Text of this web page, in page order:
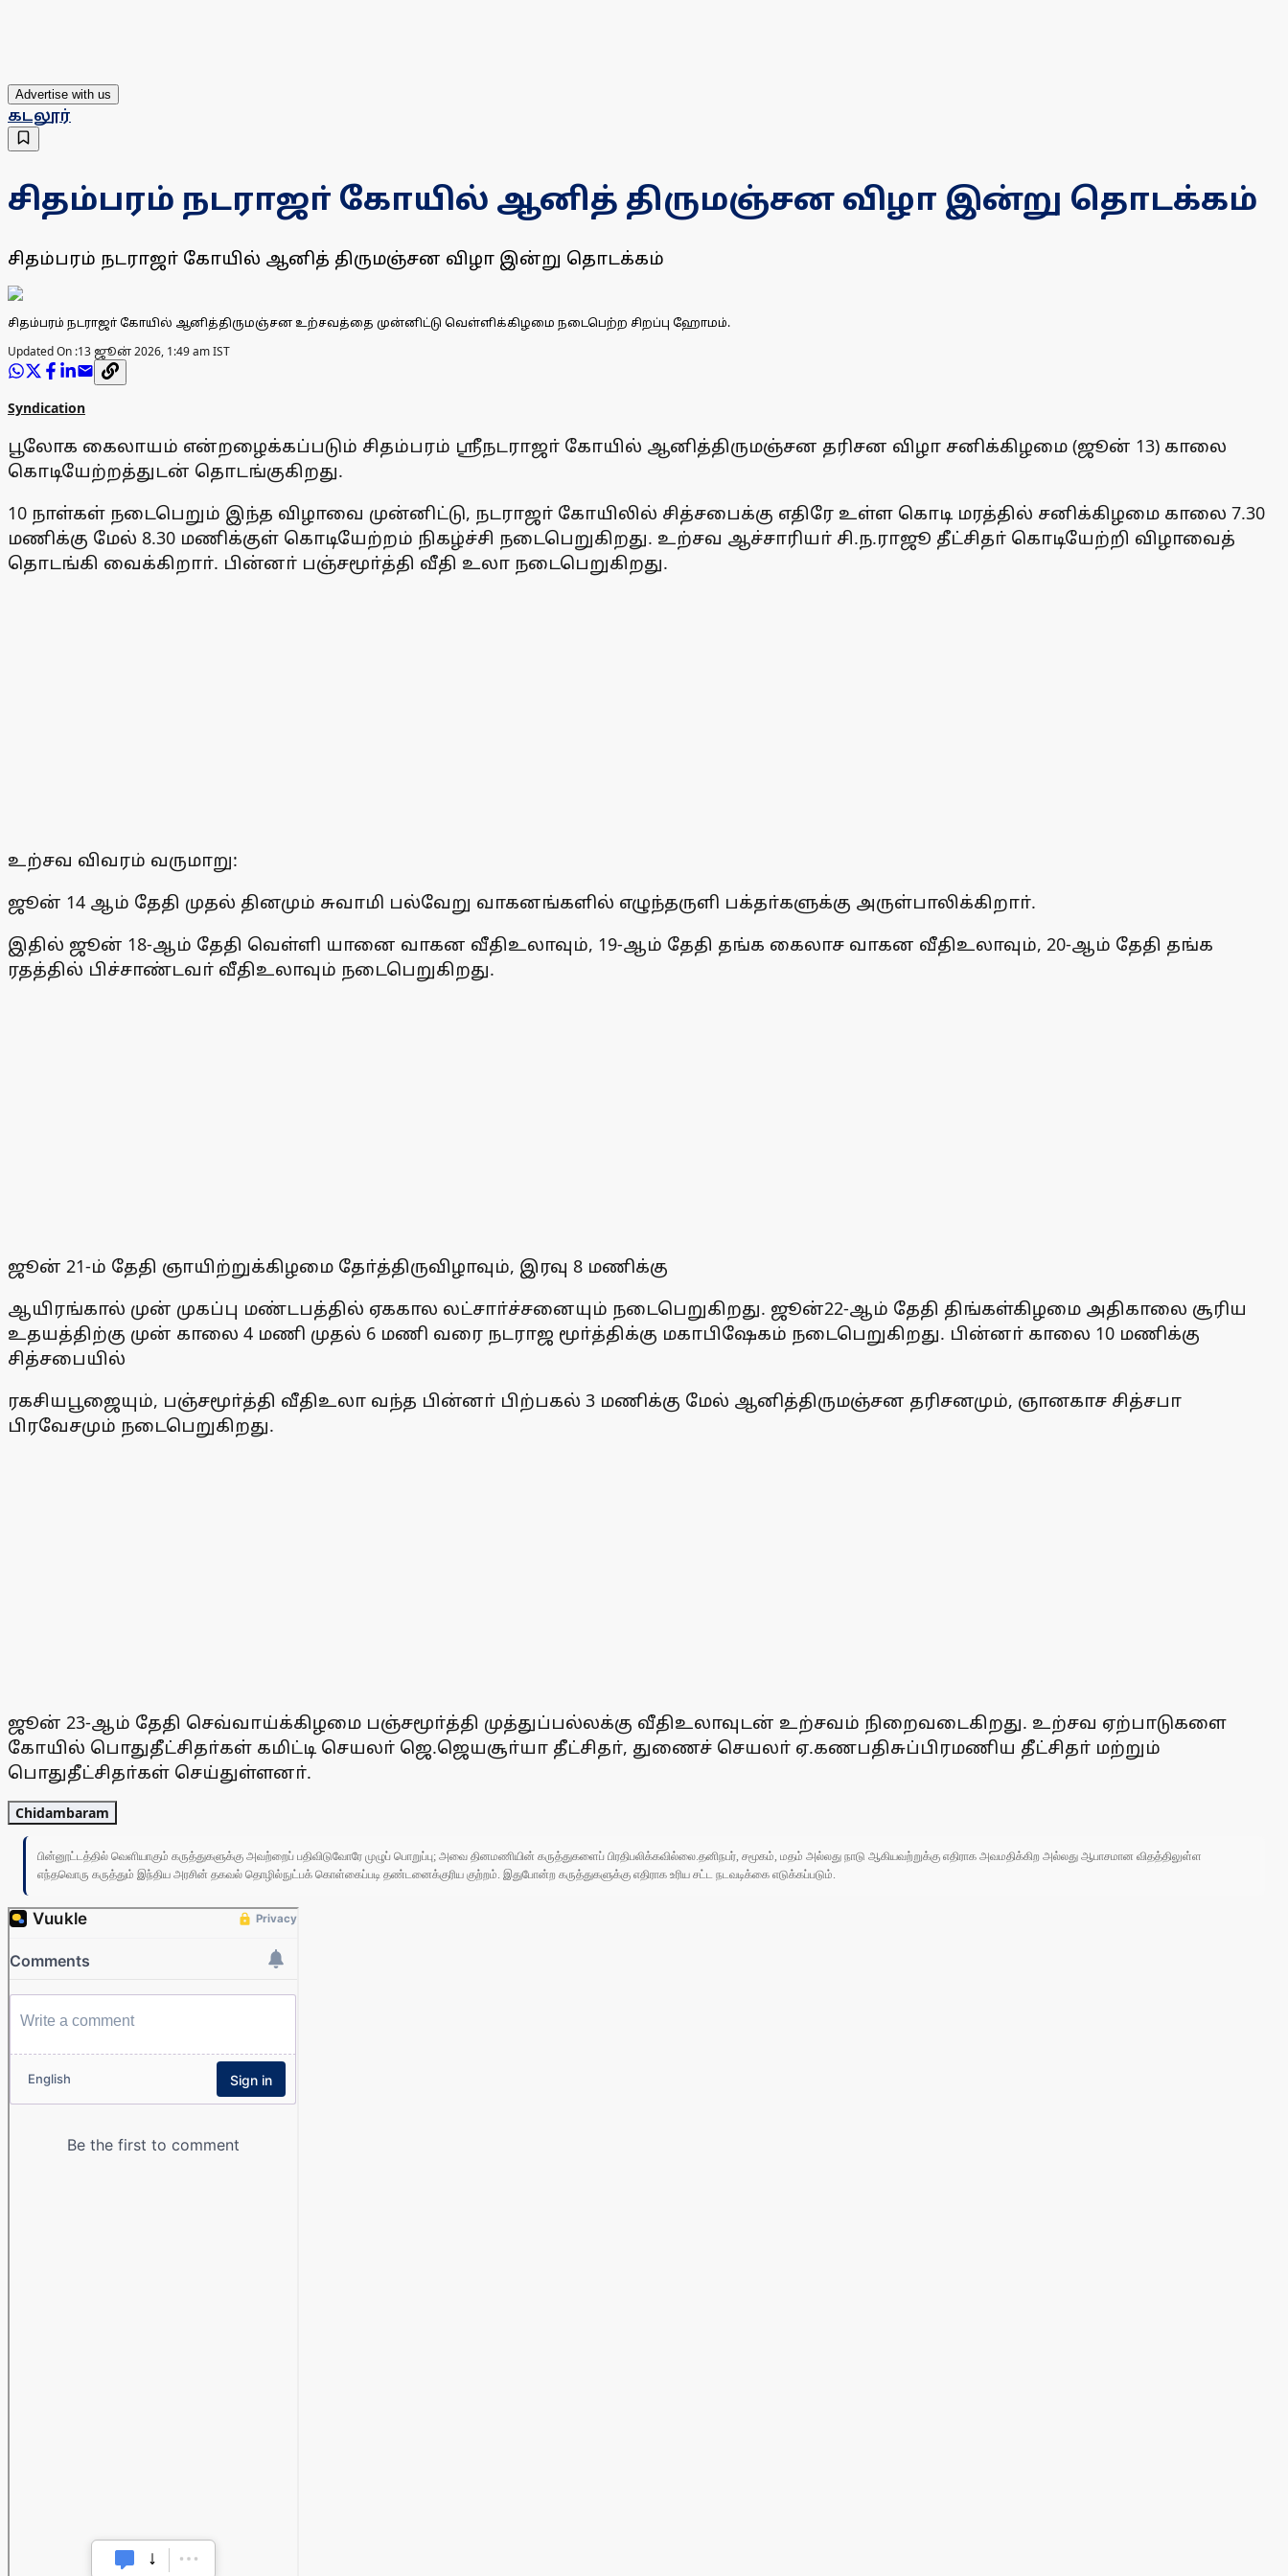
Advertise with us
கடலூர்
சிதம்பரம் நடராஜா் கோயில் ஆனித் திருமஞ்சன விழா இன்று தொடக்கம்
சிதம்பரம் நடராஜா் கோயில் ஆனித் திருமஞ்சன விழா இன்று தொடக்கம்
சிதம்பரம் நடராஜா் கோயில் ஆனித்திருமஞ்சன உற்சவத்தை முன்னிட்டு வெள்ளிக்கிழமை நடைபெற்ற சிறப்பு ஹோமம்.
Updated On :13 ஜூன் 2026, 1:49 am IST
Syndication
பூலோக கைலாயம் என்றழைக்கப்படும் சிதம்பரம் ஸ்ரீநடராஜா் கோயில் ஆனித்திருமஞ்சன தரிசன விழா சனிக்கிழமை (ஜூன் 13) காலை
கொடியேற்றத்துடன் தொடங்குகிறது.
10 நாள்கள் நடைபெறும் இந்த விழாவை முன்னிட்டு, நடராஜா் கோயிலில் சித்சபைக்கு எதிரே உள்ள கொடி மரத்தில் சனிக்கிழமை காலை 7.30
மணிக்கு மேல் 8.30 மணிக்குள் கொடியேற்றம் நிகழ்ச்சி நடைபெறுகிறது. உற்சவ ஆச்சாரியா் சி.ந.ராஜூ தீட்சிதா் கொடியேற்றி விழாவைத்
தொடங்கி வைக்கிறாா். பின்னா் பஞ்சமூா்த்தி வீதி உலா நடைபெறுகிறது.
உற்சவ விவரம் வருமாறு:
ஜூன் 14 ஆம் தேதி முதல் தினமும் சுவாமி பல்வேறு வாகனங்களில் எழுந்தருளி பக்தா்களுக்கு அருள்பாலிக்கிறாா்.
இதில் ஜூன் 18-ஆம் தேதி வெள்ளி யானை வாகன வீதிஉலாவும், 19-ஆம் தேதி தங்க கைலாச வாகன வீதிஉலாவும், 20-ஆம் தேதி தங்க
ரதத்தில் பிச்சாண்டவா் வீதிஉலாவும் நடைபெறுகிறது.
ஜூன் 21-ம் தேதி ஞாயிற்றுக்கிழமை தோ்த்திருவிழாவும், இரவு 8 மணிக்கு
ஆயிரங்கால் முன் முகப்பு மண்டபத்தில் ஏககால லட்சாா்ச்சனையும் நடைபெறுகிறது. ஜூன்22-ஆம் தேதி திங்கள்கிழமை அதிகாலை சூரிய
உதயத்திற்கு முன் காலை 4 மணி முதல் 6 மணி வரை நடராஜ மூா்த்திக்கு மகாபிஷேகம் நடைபெறுகிறது. பின்னா் காலை 10 மணிக்கு
சித்சபையில்
ரகசியபூஜையும், பஞ்சமூா்த்தி வீதிஉலா வந்த பின்னா் பிற்பகல் 3 மணிக்கு மேல் ஆனித்திருமஞ்சன தரிசனமும், ஞானகாச சித்சபா
பிரவேசமும் நடைபெறுகிறது.
ஜூன் 23-ஆம் தேதி செவ்வாய்க்கிழமை பஞ்சமூா்த்தி முத்துப்பல்லக்கு வீதிஉலாவுடன் உற்சவம் நிறைவடைகிறது. உற்சவ ஏற்பாடுகளை
கோயில் பொதுதீட்சிதா்கள் கமிட்டி செயலா் ஜெ.ஜெயசூா்யா தீட்சிதா், துணைச் செயலா் ஏ.கணபதிசுப்பிரமணிய தீட்சிதா் மற்றும்
பொதுதீட்சிதா்கள் செய்துள்ளனா்.
Chidambaram
பின்னூட்டத்தில் வெளியாகும் கருத்துகளுக்கு அவற்றைப் பதிவிடுவோரே முழுப் பொறுப்பு; அவை தினமணியின் கருத்துகளைப் பிரதிபலிக்கவில்லை.தனிநபர், சமூகம், மதம் அல்லது நாடு ஆகியவற்றுக்கு எதிராக அவமதிக்கிற அல்லது ஆபாசமான விதத்திலுள்ள
எந்தவொரு கருத்தும் இந்திய அரசின் தகவல் தொழில்நுட்பக் கொள்கைப்படி தண்டனைக்குரிய குற்றம். இதுபோன்ற கருத்துகளுக்கு எதிராக உரிய சட்ட நடவடிக்கை எடுக்கப்படும்.